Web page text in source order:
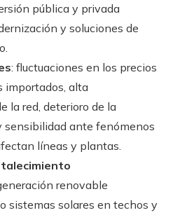
pública y privada
y soluciones de
: fluctuaciones en los precios
importados, alta
la red, deterioro de la
sensibilidad ante fenómenos
líneas y plantas.
renovable
sistemas solares en techos y